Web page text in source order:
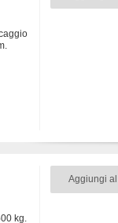
kg.
Aggiungi